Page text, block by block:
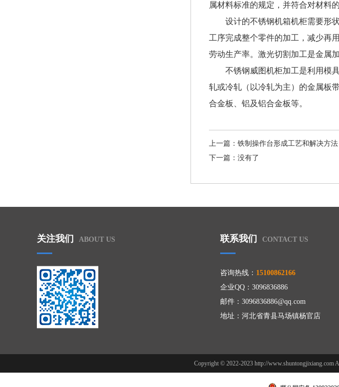
属材料标准的规定，并符合对材料
设计的不锈钢机箱机柜需要形
工序完成整个零件的加工，减少再
劳动生产率。激光切割加工是金属
不锈钢威图机柜加工是利用模
轧或冷轧（以冷轧为主）的金属板
合金板、铝及铝合金板等。
上一篇： 铁制操作台形成工艺和解决方法
下一篇：没有了
关注我们 ABOUT US 联系我们 CONTACT US
咨询热线： 15100862166
企业QQ：3096836886
邮件：3096836886@qq.com
地址：河北省青县马场镇杨官店
Copyright © 2022-2023 http://